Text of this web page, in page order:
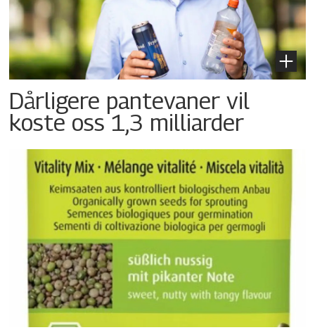
Dårligere pantevaner vil
koste oss 1,3 milliarder